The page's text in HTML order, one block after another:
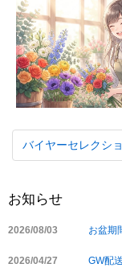
バイヤーセレクシ
お知らせ
2026/08/03 お盆期
2026/04/27 GW配